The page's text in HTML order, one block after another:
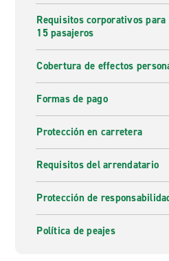
Requisitos corporativos
15 pasajeros
Cobertura de effectos
Formas de pago
Protección en carretera
Requisitos del arrendatario
Protección de
Política de peajes